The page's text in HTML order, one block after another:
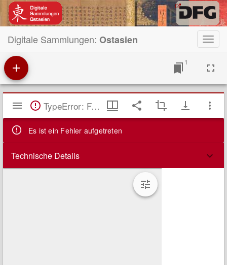
Digitale Sammlungen: Ostasien
1
Mirador
Viewer TypeError: Failed to fetch
Es ist ein Fehler aufgetreten
Technische Details